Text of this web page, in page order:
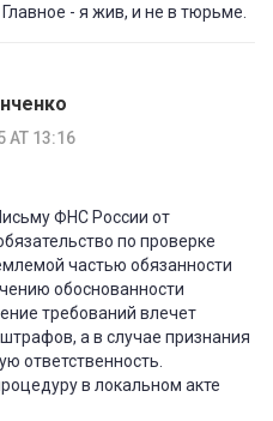
- я жив, и не в тюрьме.
AT 13:16
ФНС России от
по проверке
частью обязанности
обоснованности
требований влечет
а в случае признания
ответственность.
в локальном акте